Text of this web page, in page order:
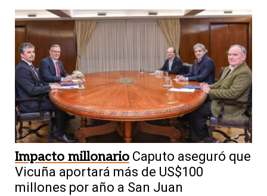
Impacto millonario Caputo aseguró que
Vicuña aportará más de US$100
millones por año a San Juan